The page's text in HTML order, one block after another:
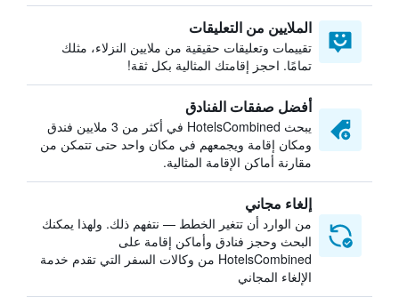
الملايين من التعليقات
تقييمات وتعليقات حقيقية من ملايين النزلاء، مثلك
تمامًا. احجز إقامتك المثالية بكل ثقة!
أفضل صفقات الفنادق
يبحث HotelsCombined في أكثر من 3 ملايين فندق
ومكان إقامة ويجمعهم في مكان واحد حتى تتمكن من
مقارنة أماكن الإقامة المثالية.
إلغاء مجاني
من الوارد أن تتغير الخطط — نتفهم ذلك. ولهذا يمكنك
البحث وحجز فنادق وأماكن إقامة على
HotelsCombined من وكالات السفر التي تقدم خدمة
الإلغاء المجاني